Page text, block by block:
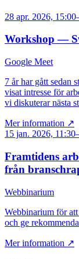
28 apr. 2026,
Workshop —
Google Meet
7 år har gått sedan
visat intresse för
vi diskuterar nästa
Mer information ↗
15 jan. 2026,
Framtidens
från
Webbinarium
Webbinarium för
och ge
Mer information ↗